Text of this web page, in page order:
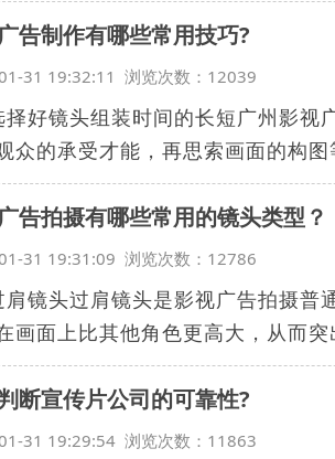
告制作有哪些常用技巧?
31 19:32:11 浏览次数：12039
择好镜头组装时间的长短广州影
众的承受才能，再思索画面的构
告拍摄有哪些常用的镜头类型？
31 19:31:09 浏览次数：12786
肩镜头过肩镜头是影视广告拍摄
画面上比其他角色更高大，从而
断宣传片公司的可靠性?
31 19:29:54 浏览次数：11863